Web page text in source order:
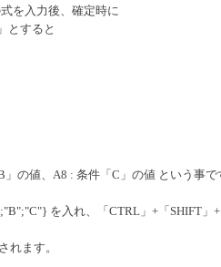
を入力後、確定時に
とすると
の値、A8 : 条件「C」の値 という事で
を入れ、「CTRL」+「SHIFT」
れます。